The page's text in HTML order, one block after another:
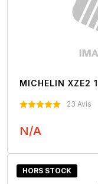
MICHELIN XZE2
23 Avis
N/A
HORS STOCK